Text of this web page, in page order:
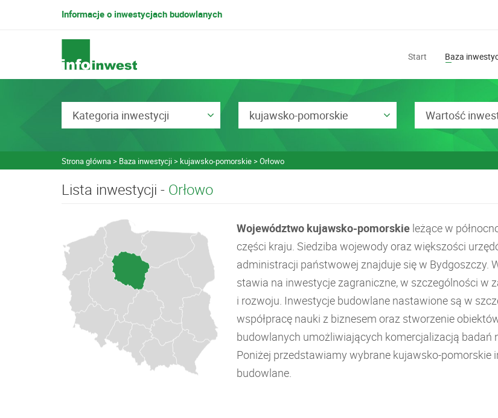
Informacje o inwestycjach budowlanych
Start Baza
Kategoria inwestycji kujawsko-pomorskie Wartość
Strona główna Baza inwestycji kujawsko-pomorskie Orłowo
Lista inwestycji - Orłowo
Województwo kujawsko-pomorskie leżące w
części kraju. Siedziba wojewody oraz większości
administracji państwowej znajduje się w Bydgoszczy.
stawia na inwestycje zagraniczne, w szczególności w
i rozwoju. Inwestycje budowlane nastawione są w
współpracę nauki z biznesem oraz stworzenie
budowlanych umożliwiających komercjalizacją badań
Poniżej przedstawiamy wybrane kujawsko-pomorskie
budowlane.